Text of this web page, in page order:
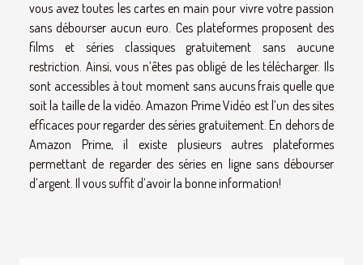
vous avez toutes les cartes en main pour vivre votre passion
sans débourser aucun euro. Ces plateformes proposent des
films et séries classiques gratuitement sans aucune
restriction. Ainsi, vous n’êtes pas obligé de les télécharger. Ils
sont accessibles à tout moment sans aucuns frais quelle que
soit la taille de la vidéo. Amazon Prime Vidéo est l’un des sites
efficaces pour regarder des séries gratuitement. En dehors de
Amazon Prime, il existe plusieurs autres plateformes
permettant de regarder des séries en ligne sans débourser
d’argent. Il vous suffit d’avoir la bonne information!